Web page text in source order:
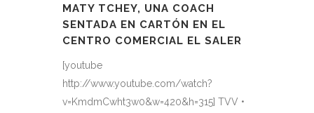
MATY TCHEY, UNA COACH
SENTADA EN CARTÓN EN EL
CENTRO COMERCIAL EL SALER
[youtube
http://www.youtube.com/watch?
v=KmdmCwht3w0&w=420&h=315] TVV •